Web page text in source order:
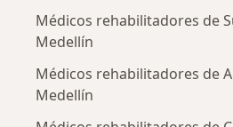
Médicos rehabilitadores de
Medellín
Médicos rehabilitadores de
Medellín